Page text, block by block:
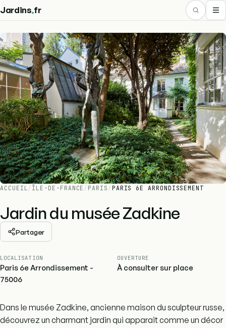
Jardins.fr
ACCUEIL / ÎLE-DE-FRANCE / PARIS / PARIS 6E ARRONDISSEMENT
Jardin du musée Zadkine
Partager
LOCALISATION
Paris 6e Arrondissement -
75006
OUVERTURE
À consulter sur place
Dans le musée Zadkine, ancienne maison du sculpteur russe,
découvrez un charmant jardin qui apparait comme un décor